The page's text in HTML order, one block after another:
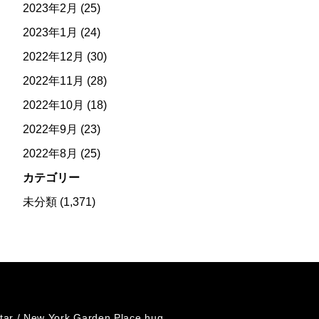
2023年2月 (25)
2023年1月 (24)
2022年12月 (30)
2022年11月 (28)
2022年10月 (18)
2022年9月 (23)
2022年8月 (25)
カテゴリー
未分類(1,371)